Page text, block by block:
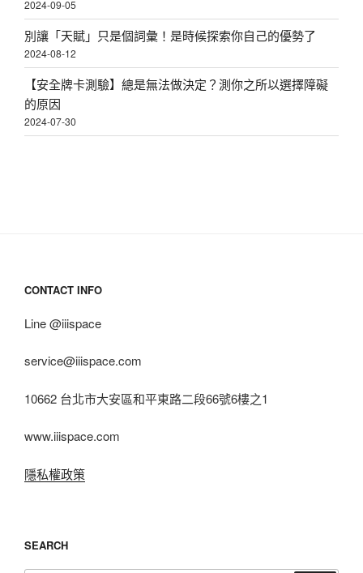
2024-09-05
別讓「天賦」只是個詞彙！是時候探索你自己的優勢了
2024-08-12
【安全牌卡測驗】總是無法做決定？測你之所以選擇障礙
的原因
2024-07-30
CONTACT INFO
Line @iiispace
service@iiispace.com
10662 台北市大安區和平東路二段66號6樓之1
www.iiispace.com
隱私權政策
SEARCH